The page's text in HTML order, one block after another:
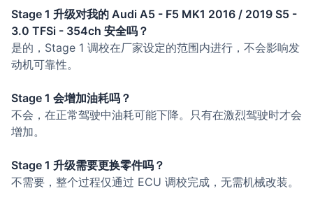
Stage 1 升级对我的 Audi A5 - F5 MK1 2016 / 2019 S5 -
3.0 TFSi - 354ch 安全吗？
是的，Stage 1 调校在厂家设定的范围内进行，不会影响发
动机可靠性。
Stage 1 会增加油耗吗？
不会，在正常驾驶中油耗可能下降。只有在激烈驾驶时才会
增加。
Stage 1 升级需要更换零件吗？
不需要，整个过程仅通过 ECU 调校完成，无需机械改装。